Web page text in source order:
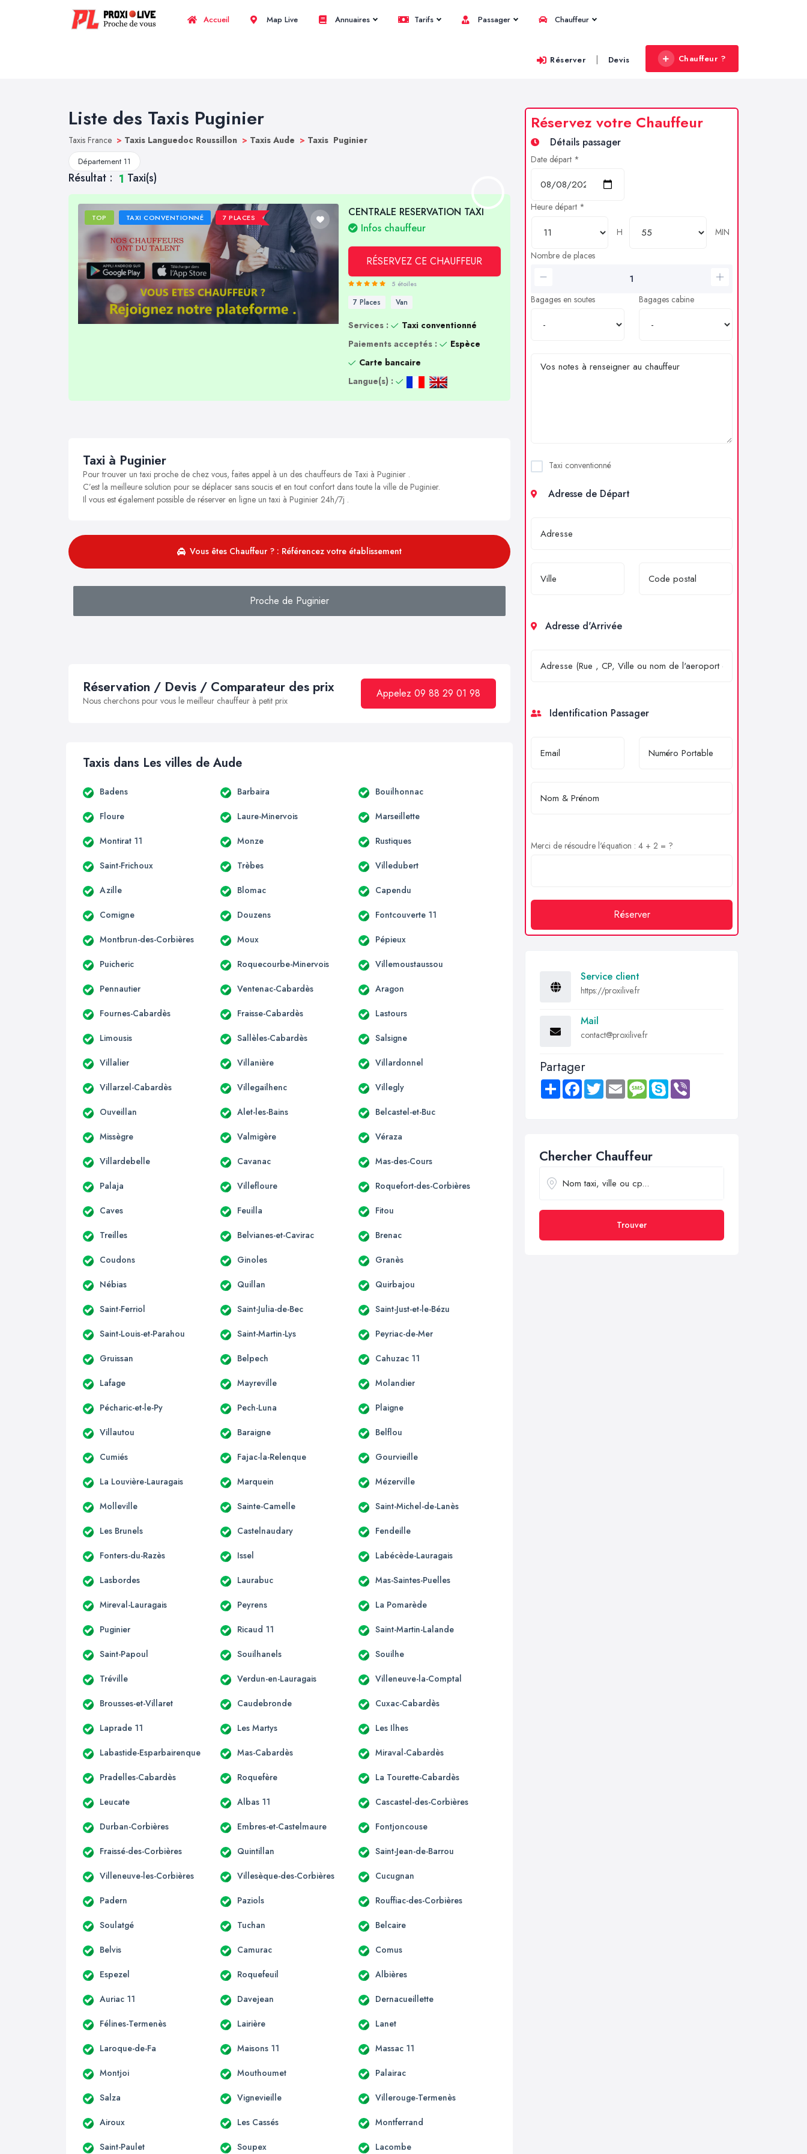
Accueil Map Live Annuaires Tarifs Passager Chauffeur
Réserver | Devis Chauffeur ?
Liste des Taxis Puginier
Taxis France > Taxis Languedoc Roussillon > Taxis Aude > Taxis Puginier
Département 11
Résultat : 1 Taxi(s)
TOP TAXI CONVENTIONNÉ 7 PLACES
CENTRALE RESERVATION TAXI
Infos chauffeur
RÉSERVEZ CE CHAUFFEUR
5 étoiles
7 Places Van
Services :
Taxi conventionné
Paiements acceptés :
Espèce
Carte bancaire
Langue(s) :
Taxi à Puginier
Pour trouver un taxi proche de chez vous, faites appel à un des chauffeurs de Taxi à Puginier .
C’est la meilleure solution pour se déplacer sans soucis et en tout confort dans toute la ville de Puginier.
Il vous est également possible de réserver en ligne un taxi à Puginier 24h/7j .
Vous êtes Chauffeur ? : Référencez votre établissement
Proche de Puginier
Réservation / Devis / Comparateur des prix
Nous cherchons pour vous le meilleur chauffeur à petit prix
Appelez 09 88 29 01 98
Taxis dans Les villes de Aude
Badens Barbaira Bouilhonnac
Floure Laure-Minervois Marseillette
Montirat 11 Monze Rustiques
Saint-Frichoux Trèbes Villedubert
Azille Blomac Capendu
Comigne Douzens Fontcouverte 11
Montbrun-des-Corbières Moux Pépieux
Puicheric Roquecourbe-Minervois Villemoustaussou
Pennautier Ventenac-Cabardès Aragon
Fournes-Cabardès Fraisse-Cabardès Lastours
Limousis Sallèles-Cabardès Salsigne
Villalier Villanière Villardonnel
Villarzel-Cabardès Villegailhenc Villegly
Ouveillan Alet-les-Bains Belcastel-et-Buc
Missègre Valmigère Véraza
Villardebelle Cavanac Mas-des-Cours
Palaja Villefloure Roquefort-des-Corbières
Caves Feuilla Fitou
Treilles Belvianes-et-Cavirac Brenac
Coudons Ginoles Granès
Nébias Quillan Quirbajou
Saint-Ferriol Saint-Julia-de-Bec Saint-Just-et-le-Bézu
Saint-Louis-et-Parahou Saint-Martin-Lys Peyriac-de-Mer
Gruissan Belpech Cahuzac 11
Lafage Mayreville Molandier
Pécharic-et-le-Py Pech-Luna Plaigne
Villautou Baraigne Belflou
Cumiés Fajac-la-Relenque Gourvieille
La Louvière-Lauragais Marquein Mézerville
Molleville Sainte-Camelle Saint-Michel-de-Lanès
Les Brunels Castelnaudary Fendeille
Fonters-du-Razès Issel Labécède-Lauragais
Lasbordes Laurabuc Mas-Saintes-Puelles
Mireval-Lauragais Peyrens La Pomarède
Puginier Ricaud 11 Saint-Martin-Lalande
Saint-Papoul Souilhanels Souilhe
Tréville Verdun-en-Lauragais Villeneuve-la-Comptal
Brousses-et-Villaret Caudebronde Cuxac-Cabardès
Laprade 11 Les Martys Les Ilhes
Labastide-Esparbairenque Mas-Cabardès Miraval-Cabardès
Pradelles-Cabardès Roquefère La Tourette-Cabardès
Leucate Albas 11 Cascastel-des-Corbières
Durban-Corbières Embres-et-Castelmaure Fontjoncouse
Fraissé-des-Corbières Quintillan Saint-Jean-de-Barrou
Villeneuve-les-Corbières Villesèque-des-Corbières Cucugnan
Padern Paziols Rouffiac-des-Corbières
Soulatgé Tuchan Belcaire
Belvis Camurac Comus
Espezel Roquefeuil Albières
Auriac 11 Davejean Dernacueillette
Félines-Termenès Lairière Lanet
Laroque-de-Fa Maisons 11 Massac 11
Montjoi Mouthoumet Palairac
Salza Vignevieille Villerouge-Termenès
Airoux Les Cassés Montferrand
Saint-Paulet Soupex Lacombe
Réservez votre Chauffeur
Détails passager
Date départ *
Heure départ *
H
MIN
Nombre de places
Bagages en soutes Bagages cabine
Taxi conventionné
Adresse de Départ
Adresse d'Arrivée
Identification Passager
Merci de résoudre l'équation : 4 + 2 = ?
Réserver
Service client
https://proxilive.fr
Mail
contact@proxilive.fr
Partager
Share FacebookTwitter Email MessageSkype
Chercher Chauffeur
Trouver